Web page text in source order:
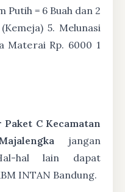
Putih = 6 Buah dan 2
5. Melunasi
Materai Rp. 6000 1
Paket C Kecamatan
jangan
hal lain dapat
INTAN Bandung.